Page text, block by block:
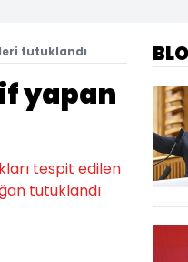
tutuklandı
yapan
tespit edilen
tutuklandı